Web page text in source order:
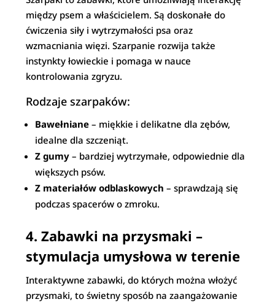
między psem a właścicielem. Są doskonałe do
ćwiczenia siły i wytrzymałości psa oraz
wzmacniania więzi. Szarpanie rozwija także
instynkty łowieckie i pomaga w nauce
kontrolowania zgryzu.
Rodzaje szarpaków:
Bawełniane – miękkie i delikatne dla zębów,
idealne dla szczeniąt.
Z gumy – bardziej wytrzymałe, odpowiednie dla
większych psów.
Z materiałów odblaskowych – sprawdzają się
podczas spacerów o zmroku.
4. Zabawki na przysmaki –
stymulacja umysłowa w terenie
Interaktywne zabawki, do których można włożyć
przysmaki, to świetny sposób na zaangażowanie